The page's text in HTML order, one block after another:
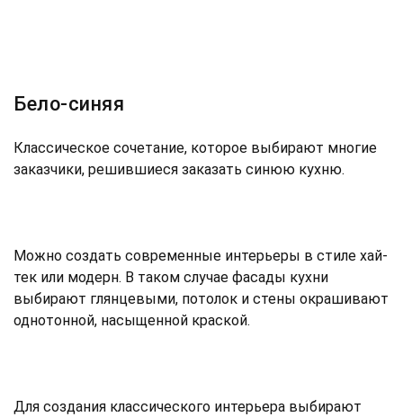
Бело-синяя
Классическое сочетание, которое выбирают многие
заказчики, решившиеся заказать синюю кухню.
Можно создать современные интерьеры в стиле хай-
тек или модерн. В таком случае фасады кухни
выбирают глянцевыми, потолок и стены окрашивают
однотонной, насыщенной краской.
Для создания классического интерьера выбирают